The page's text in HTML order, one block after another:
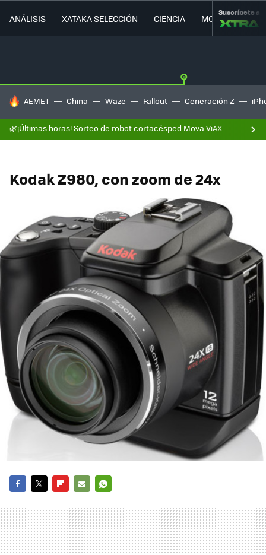
ANÁLISIS XATAKA SELECCIÓN CIENCIA MOVILIDAD
Suscríbete a
HOY SE HABLA DE
AEMET China Waze Fallout Generación Z
🌿¡Últimas horas! Sorteo de robot cortacésped Mova ViAX
Kodak Z980, con zoom de 24x
MAIL